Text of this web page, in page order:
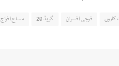
کاروں فوجی افسران گریڈ 20 مسلح افواج